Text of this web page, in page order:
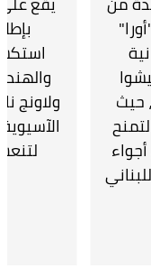
حيث
ولاونج